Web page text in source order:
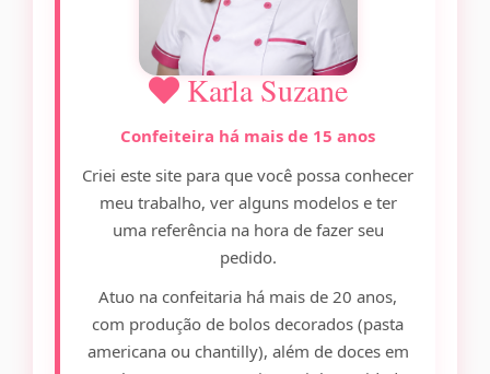
Karla Suzane
Confeiteira há mais de 15 anos
Criei este site para que você possa conhecer
meu trabalho, ver alguns modelos e ter
uma referência na hora de fazer seu
pedido.
Atuo na confeitaria há mais de 20 anos,
com produção de bolos decorados (pasta
americana ou chantilly), além de doces em